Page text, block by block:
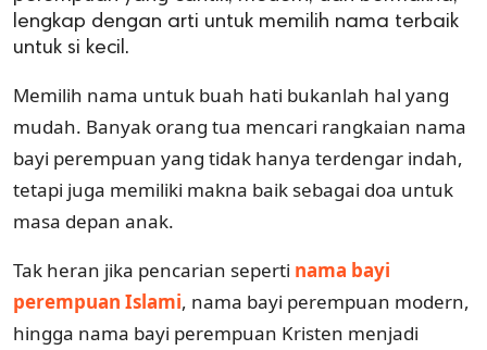
lengkap dengan arti untuk memilih nama terbaik
untuk si kecil.
Memilih nama untuk buah hati bukanlah hal yang
mudah. Banyak orang tua mencari rangkaian nama
bayi perempuan yang tidak hanya terdengar indah,
tetapi juga memiliki makna baik sebagai doa untuk
masa depan anak.
Tak heran jika pencarian seperti nama bayi
perempuan Islami, nama bayi perempuan modern,
hingga nama bayi perempuan Kristen menjadi